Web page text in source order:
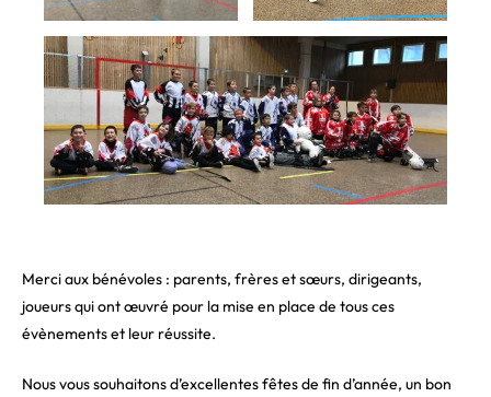
Merci aux bénévoles : parents, frères et sœurs, dirigeants,
joueurs qui ont œuvré pour la mise en place de tous ces
évènements et leur réussite.
Nous vous souhaitons d’excellentes fêtes de fin d’année, un bon